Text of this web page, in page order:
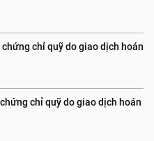
chỉ quỹ do giao dịch hoán
chỉ quỹ do giao dịch hoán